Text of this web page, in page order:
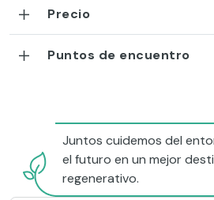
Precio
Puntos de encuentro
Juntos cuidemos del
el futuro en un mejor
regenerativo.